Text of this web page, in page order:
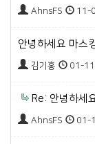
AhnsFS 11-
안녕하세요 마스
김기홍 01-11
Re: 안녕하세
AhnsFS 01-